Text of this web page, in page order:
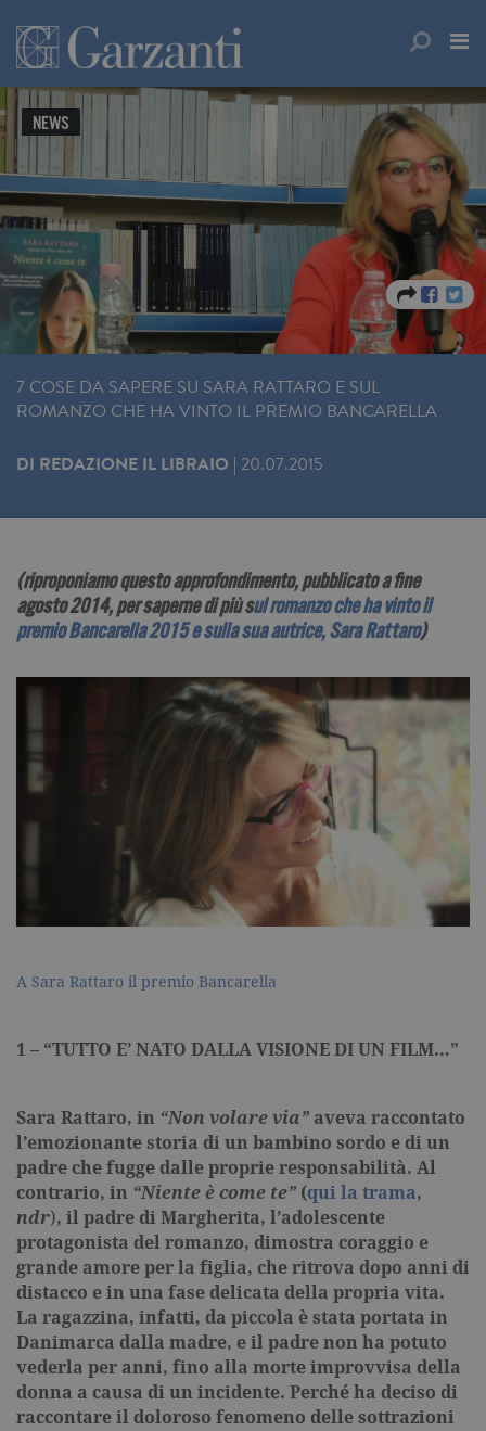
NEWS
7 COSE DA SAPERE SU SARA RATTARO E SUL
ROMANZO CHE HA VINTO IL PREMIO BANCARELLA
DI REDAZIONE IL LIBRAIO | 20.07.2015
(riproponiamo questo approfondimento, pubblicato a fine
agosto 2014, per saperne di più sul romanzo che ha vinto il
premio Bancarella 2015 e sulla sua autrice, Sara Rattaro)
A Sara Rattaro il premio Bancarella
1 – “TUTTO E’ NATO DALLA VISIONE DI UN FILM…”
Sara Rattaro, in “Non volare via” aveva raccontato
l’emozionante storia di un bambino sordo e di un
padre che fugge dalle proprie responsabilità. Al
contrario, in “Niente è come te” (qui la trama,
ndr), il padre di Margherita, l’adolescente
protagonista del romanzo, dimostra coraggio e
grande amore per la figlia, che ritrova dopo anni di
distacco e in una fase delicata della propria vita.
La ragazzina, infatti, da piccola è stata portata in
Danimarca dalla madre, e il padre non ha potuto
vederla per anni, fino alla morte improvvisa della
donna a causa di un incidente. Perché ha deciso di
raccontare il doloroso fenomeno delle sottrazioni